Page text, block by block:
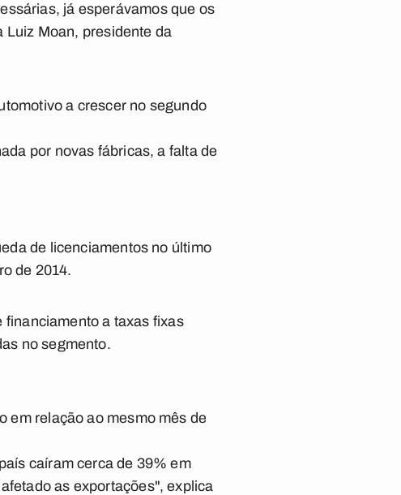
já esperávamos que os
Luiz Moan, presidente da
a crescer no segundo
por novas fábricas, a falta de
de licenciamentos no último
de 2014.
financiamento a taxas fixas
no segmento.
em relação ao mesmo mês de
caíram cerca de 39% em
as exportações", explica